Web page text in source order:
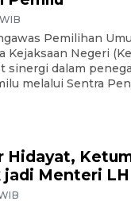
Pemilihan
Kejaksaan Negeri
sinergi dalam
melalui Sentra
Hidayat,
Menteri LH